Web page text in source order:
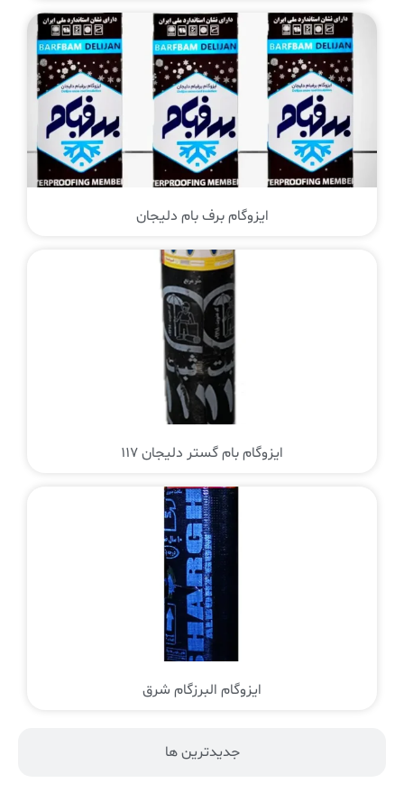
جدیدترین ها
ایزوگام برف بام دلیجان
ایزوگام بام گستر دلیجان 117
ایزوگام البرزگام شرق